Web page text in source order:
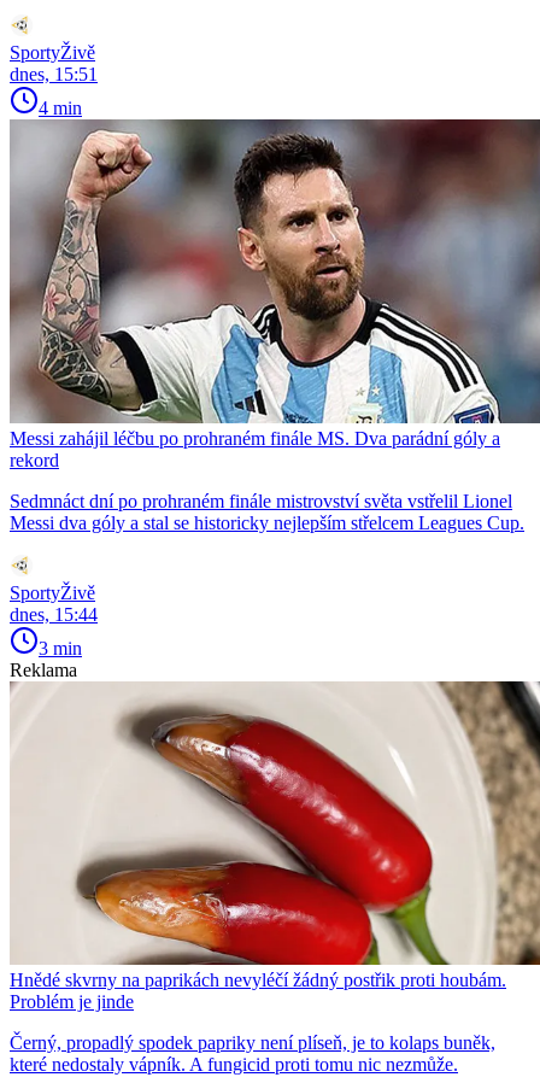
SportyŽivě
dnes, 15:51
4 min
Messi zahájil léčbu po prohraném finále MS. Dva parádní góly a
rekord
Sedmnáct dní po prohraném finále mistrovství světa vstřelil Lionel
Messi dva góly a stal se historicky nejlepším střelcem Leagues Cup.
SportyŽivě
dnes, 15:44
3 min
Reklama
Hnědé skvrny na paprikách nevyléčí žádný postřik proti houbám.
Problém je jinde
Černý, propadlý spodek papriky není plíseň, je to kolaps buněk,
které nedostaly vápník. A fungicid proti tomu nic nezmůže.